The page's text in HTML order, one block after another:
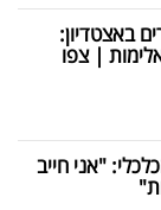
באצטדיון:
| צפו
"אני חייב